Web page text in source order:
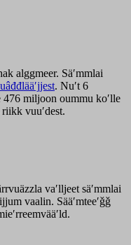
alggmeer. Säʹmmlai
. Nuʹt 6
476 miljoon oummu koʹlle
vuuʹdest.
vaʹlljeet säʹmmlai
vaalin. Sääʹmteeʹǧǧ